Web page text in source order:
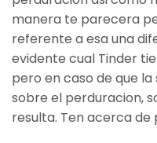
manera te parecera
referente a esa una
evidente cual Tinder
pero en caso de que
sobre el perduracion,
resulta. Ten acerca de